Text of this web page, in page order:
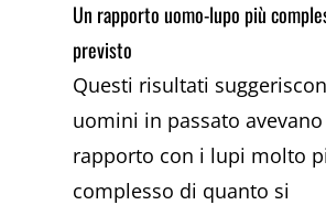
Un rapporto uomo-lupo più
previsto
Questi risultati
uomini in passato
rapporto con i lupi molto
complesso di quanto si